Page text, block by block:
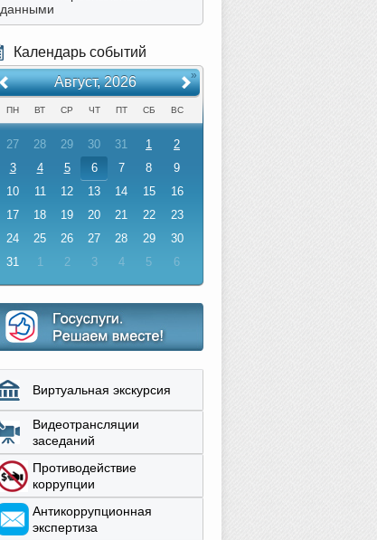
данными
Календарь событий
Август, 2026 »
ПН ВТ СР ЧТ ПТ СБ ВС
27 28 29 30 31 1
2
3
4 5 6 7 8
9
10
11 12 13 14 15
16
17
18 19 20 21 22
23
24
25 26 27 28 29
30
31
1 2 3 4 5 6
Виртуальная экскурсия
Видеотрансляции
заседаний
Противодействие
коррупции
Aнтикоррупционная
экспертиза